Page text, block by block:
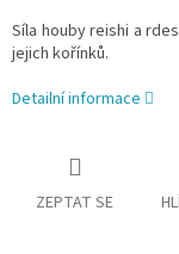
Síla houby reishi a
jejich kořínků.
Detailní informace
ZEPTAT SE